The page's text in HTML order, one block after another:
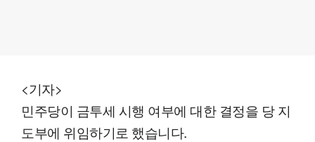
<기자>
민주당이 금투세 시행 여부에 대한 결정을 당 지
도부에 위임하기로 했습니다.